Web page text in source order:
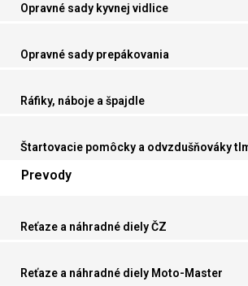
Opravné sady kyvnej vidlice
Opravné sady prepákovania
Ráfiky, náboje a špajdle
Štartovacie pomôcky a odvzdušňováky
Prevody
Reťaze a náhradné diely ČZ
Reťaze a náhradné diely Moto-Master